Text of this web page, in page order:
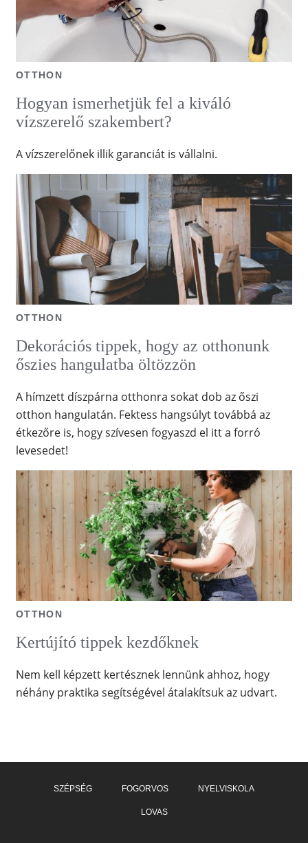
OTTHON
Hogyan ismerhetjük fel a kiváló
vízszerelő szakembert?
A vízszerelőnek illik garanciát is vállalni.
OTTHON
Dekorációs tippek, hogy az otthonunk
őszies hangulatba öltözzön
A hímzett díszpárna otthonra sokat dob az őszi
otthon hangulatán. Fektess hangsúlyt továbbá az
étkezőre is, hogy szívesen fogyaszd el itt a forró
levesedet!
OTTHON
Kertújító tippek kezdőknek
Nem kell képzett kertésznek lennünk ahhoz, hogy
néhány praktika segítségével átalakítsuk az udvart.
SZÉPSÉG FOGORVOS NYELVISKOLA
LOVAS